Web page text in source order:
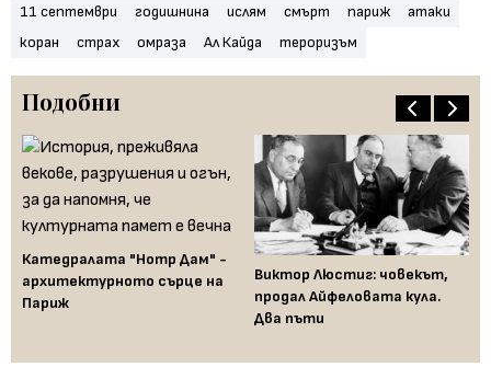
11 септември годишнина ислям смърт париж
атаки
коран
страх омраза Ал Кайда тероризъм
Подобни
Катедралата "Нотр Дам" -
архитектурното сърце на
Париж
Виктор Люстиг: човекът,
продал Айфеловата кула.
Два пъти